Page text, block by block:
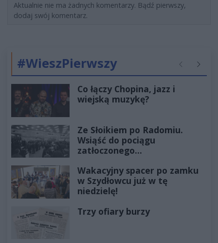
Aktualnie nie ma żadnych komentarzy. Bądź pierwszy,
dodaj swój komentarz.
#WieszPierwszy Poprzednie
Co łączy Chopina, jazz i
wiejską muzykę?
Ze Słoikiem po Radomiu.
Wsiąść do pociągu
zatłoczonego...
Wakacyjny spacer po zamku
w Szydłowcu już w tę
niedzielę!
Trzy ofiary burzy